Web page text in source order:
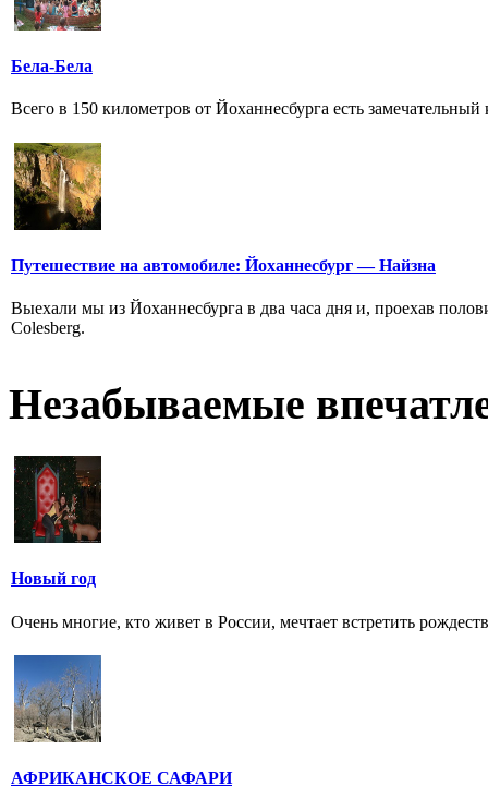
Бела-Бела
Всего в 150 километров от Йоханнесбурга есть замечательный
Путешествие на автомобиле: Йоханнесбург — Найзна
Выехали мы из Йоханнесбурга в два часа дня и, проехав
Colesberg.
Незабываемые
Новый год
Очень многие, кто живет в России, мечтает встретить
АФРИКАНСКОЕ САФАРИ